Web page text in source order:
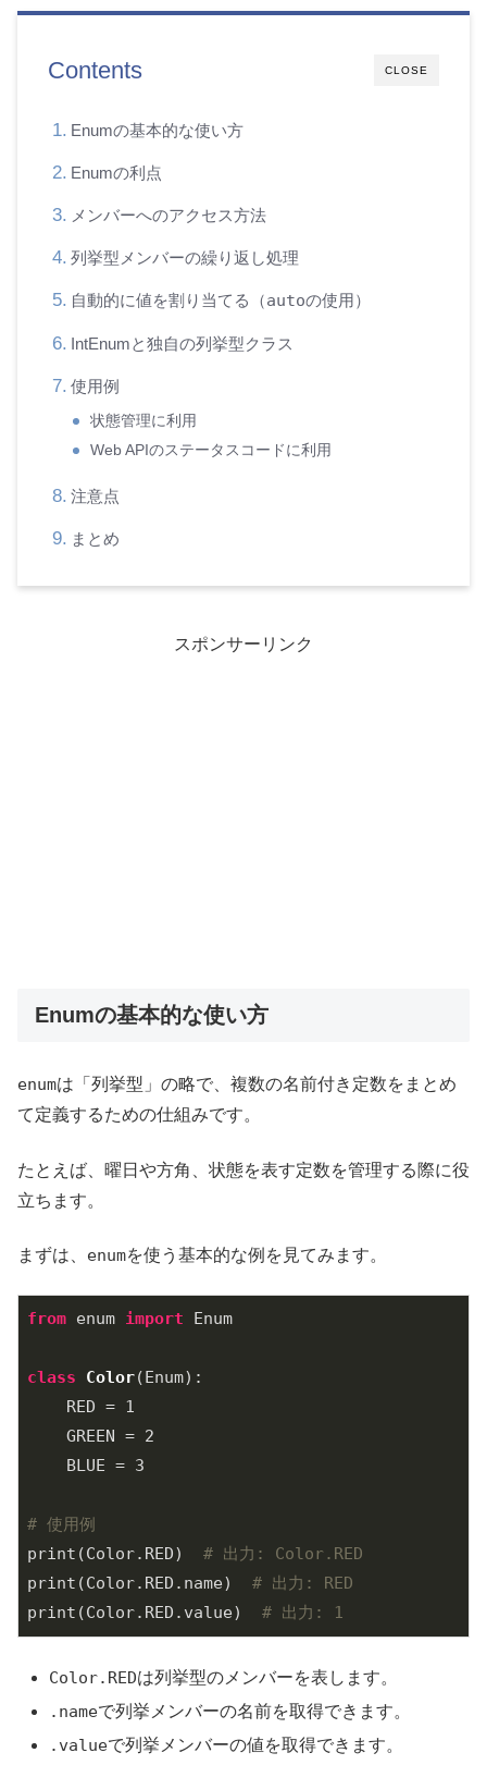
CLOSE
Contents
Enumの基本的な使い方
Enumの利点
メンバーへのアクセス方法
列挙型メンバーの繰り返し処理
自動的に値を割り当てる（autoの使用）
IntEnumと独自の列挙型クラス
使用例
状態管理に利用
Web APIのステータスコードに利用
注意点
まとめ
スポンサーリンク
Enumの基本的な使い方
enumは「列挙型」の略で、複数の名前付き定数をまとめ
て定義するための仕組みです。
たとえば、曜日や方角、状態を表す定数を管理する際に役
立ちます。
まずは、 enumを使う基本的な例を見てみます。
from enum import Enum
class Color(Enum) :
    RED =
1
    GREEN =
2
    BLUE =
3
# 使用例
print(Color.RED) # 出力: Color.RED
print(Color.RED.name) # 出力: RED
print(Color.RED.value) # 出力: 1
Color.REDは列挙型のメンバーを表します。
.nameで列挙メンバーの名前を取得できます。
.valueで列挙メンバーの値を取得できます。